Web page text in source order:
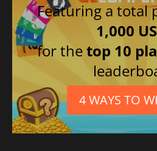
Featuring a total
1,000
for thetop 10
4 WAYS TO